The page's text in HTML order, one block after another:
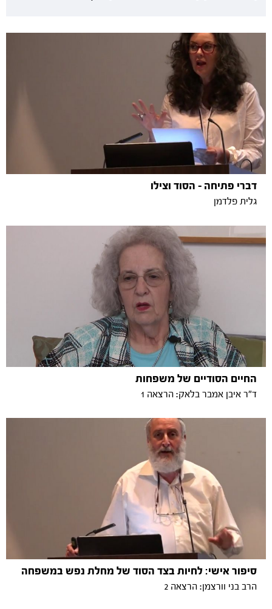
דברי פתיחה - הסוד וצילו
גלית פלדמן
החיים הסודיים של משפחות
ד"ר איבן אמבר בלאק: הרצאה 1
סיפור אישי: לחיות בצד הסוד של מחלת נפש במשפחה
הרב בני וורצמן: הרצאה 2